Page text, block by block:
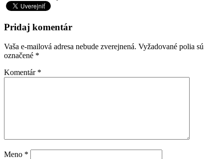
Pridaj komentár
Vaša e-mailová adresa nebude zverejnená. Vyžadované polia sú
označené *
Komentár *
Meno *